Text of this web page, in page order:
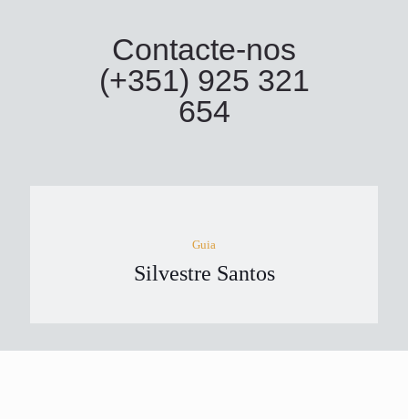
Contacte-nos
(+351) 925 321
654
Guia
Silvestre Santos